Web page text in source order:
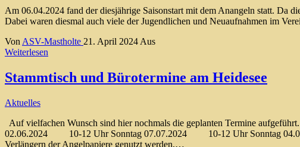
Am 06.04.2024 fand der diesjährige Saisonstart mit dem Anangeln statt. Da
Dabei waren diesmal auch viele der Jugendlichen und Neuaufnahmen im
Von ASV-Mastholte 21. April 2024 Aus
Weiterlesen
Stammtisch und Bürotermine am Heidesee
Aktuelles
Auf vielfachen Wunsch sind hier nochmals die geplanten Termine
02.06.2024 10-12 Uhr Sonntag 07.07.2024 10-12 Uhr Sonntag
Verlängern der Angelpapiere genutzt werden,…